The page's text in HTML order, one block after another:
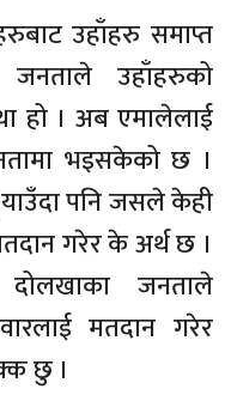
उहाँहरु समाप्त
उहाँहरुको
हो । अब एमालेलाई
भइसकेको छ ।
पनि जसले केही
गरेर के अर्थ छ ।
जनताले
मतदान गरेर
छु ।